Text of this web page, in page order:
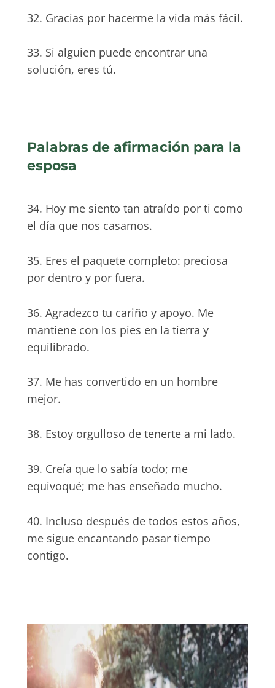
32. Gracias por hacerme la vida más fácil.
33. Si alguien puede encontrar una
solución, eres tú.
Palabras de afirmación para la
esposa
34. Hoy me siento tan atraído por ti como
el día que nos casamos.
35. Eres el paquete completo: preciosa
por dentro y por fuera.
36. Agradezco tu cariño y apoyo. Me
mantiene con los pies en la tierra y
equilibrado.
37. Me has convertido en un hombre
mejor.
38. Estoy orgulloso de tenerte a mi lado.
39. Creía que lo sabía todo; me
equivoqué; me has enseñado mucho.
40. Incluso después de todos estos años,
me sigue encantando pasar tiempo
contigo.